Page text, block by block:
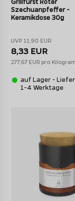
Szechuanpfeffer -
Keramikdose 30g
UVP 11,90 EUR
8,33 EUR
277,67 EUR pro
auf Lager -
1-4 Werktage